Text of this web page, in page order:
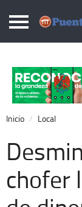
Local
Nacional
Opinión
Cronos
Economía
Espectáculos
Inicio Local
chofer